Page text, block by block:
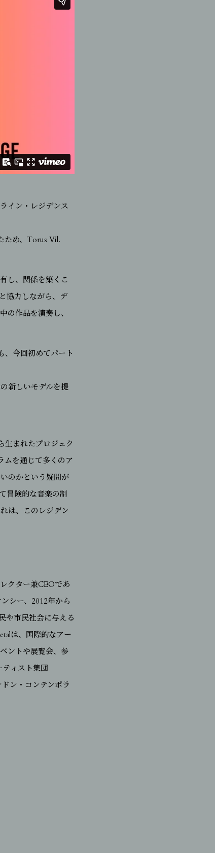
イン・レジデンス
ため、Torus Vil.
し、関係を築くこ
協力しながら、デ
の作品を演奏し、
、今回初めてパート
新しいモデルを提
生まれたプロジェク
ムを通じて多くのア
のかという疑問が
冒険的な音楽の制
は、このレジデン
クター兼CEOであ
シー、2012年から
や市民社会に与える
は、国際的なアー
ントや展覧会、参
ィスト集団
ン・コンテンポラ